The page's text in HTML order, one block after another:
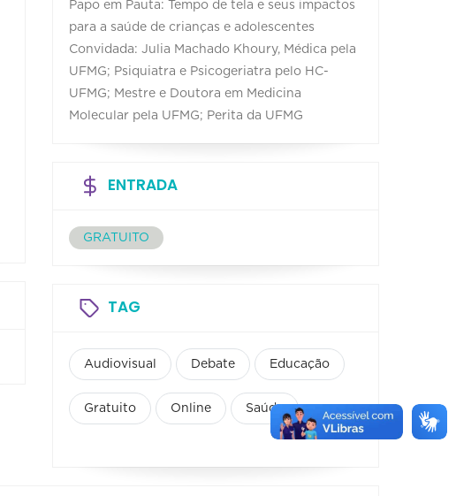
Papo em Pauta: Tempo de tela e seus impactos
para a saúde de crianças e adolescentes
Convidada: Julia Machado Khoury, Médica pela
UFMG; Psiquiatra e Psicogeriatra pelo HC-
UFMG; Mestre e Doutora em Medicina
Molecular pela UFMG; Perita da UFMG
ENTRADA
GRATUITO
TAG
Audiovisual Debate Educação
Gratuito Online Saúde